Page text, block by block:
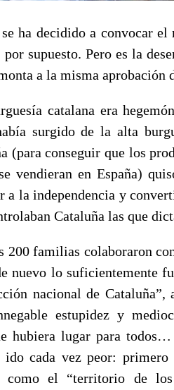
ha decidido a convocar
supuesto. Pero es la
a la misma aprobación
catalana era
surgido de la alta
(para conseguir que los
vendieran en España)
a la independencia y
Cataluña las que
200 familias colaboraron
nuevo lo suficientemente
nacional de Cataluña”,
estupidez y
hubiera lugar para
ido cada vez peor:
como el “territorio de